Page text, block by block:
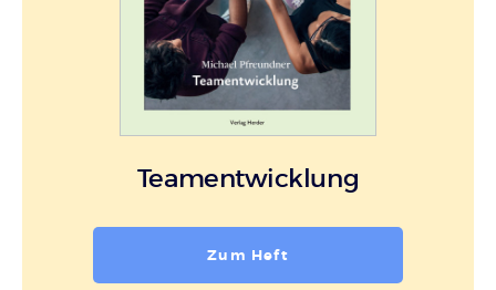
Teamentwicklung
Zum Heft